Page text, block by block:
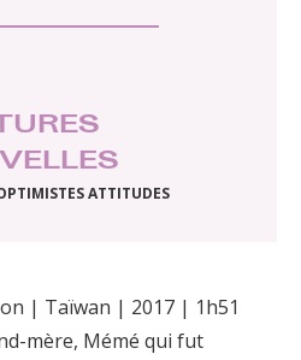
ATTITUDES
| Taïwan | 2017 | 1h51
mère, Mémé qui fut